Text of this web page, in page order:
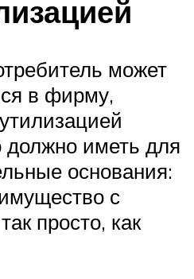
может
в фирму,
должно иметь для
основания:
с
просто, как